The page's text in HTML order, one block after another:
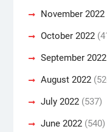
November 2022
October 2022
September 2022
August 2022
July 2022(537)
June 2022(540)